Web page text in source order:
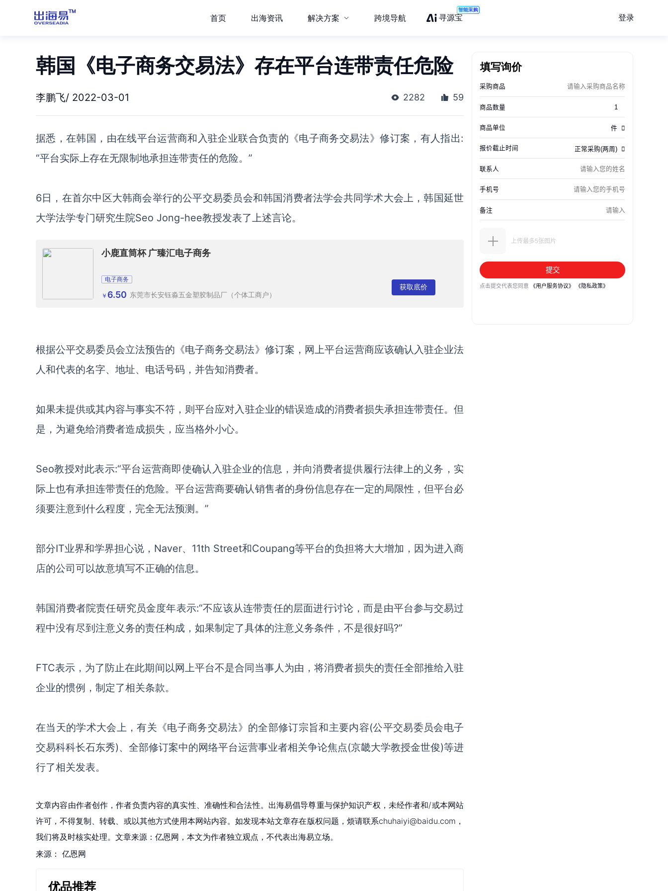
首页 出海资讯 解决方案 跨境导航 寻源宝
智能采购
登录
韩国《电子商务交易法》存在平台连带责任危险
李鹏飞/ 2022-03-01 2282 59
据悉，在韩国， 由在线平台运营商和入驻企业联合负责的《电子商务交易法》修订案，有人指出:
“平台实际上存在无限制地承担连带责任的危险。”
6日， 在首尔中区大韩商会举行的公平交易委员会和韩国消费者法学会共同学术大会上 ，韩国延世
大学法学专门研究生院Seo Jong-hee教授发表了上述言论。
小鹿直筒杯 广臻汇电子商务
电子商务
￥ 6.50 东莞市长安钰淼五金塑胶制品厂（个体工商户）
获取底价
根据公平交易委员会立法预告的《电子商务交易法》修订案，网上平台运营商应该确认入驻企业法
人和代表的名字、地址、电话号码，并告知消费者。
如果未提供或其内容与事实不符， 则平台应对入驻企业的错误造成的消费者损失承担连带责任。但
是，为避免给消费者造成损失 ， 应当格外小心。
Seo教授对此表示:“平台运营商即使确认入驻企业的信息 ， 并向消费者提供履行法律上的义务，实
际上也有承担连带责任的危险。平台运营商要确认销售者的身份信息存在一定的局限性，但平台必
须要注意到什么程度，完全无法预测。 ”
部分IT业界和学界担心说，Naver、 11th Street和Coupang等平台的负担将大大增加，因为进入商
店的公司可以故意填写不正确的信息。
韩国消费者院责任研究员金度年表示:“不应该从连带责任的层面进行讨论，而是由平台参与交易过
程中没有尽到注意义务的责任构成，如果制定了具体的注意义务条件，不是很好吗?”
FTC表示，为了防止在此期间以网上平台不是合同当事人为由，将消费者损失的责任全部推给入驻
企业的惯例，制定了相关条款。
在当天的学术大会上，有关《电子商务交易法》的全部修订宗旨和主要内容(公平交易委员会电子
交易科科长石东秀)、全部修订案中的网络平台运营事业者相关争论焦点(京畿大学教授金世俊)等进
行了相关发表。
文章内容由作者创作，作者负责内容的真实性、准确性和合法性。出海易倡导尊重与保护知识产权，未经作者和/或本网站
许可，不得复制、转载、或以其他方式使用本网站内容。如发现本站文章存在版权问题，烦请联系chuhaiyi@baidu.com，
我们将及时核实处理。文章来源：亿恩网，本文为作者独立观点，不代表出海易立场。
来源： 亿恩网
优品推荐
填写询价